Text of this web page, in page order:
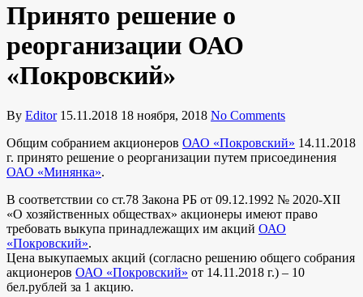
Принято решение о
реорганизации ОАО
«Покровский»
By Editor 15.11.2018 18 ноября, 2018 No Comments
Общим собранием акционеров ОАО «Покровский» 14.11.2018
г. принято решение о реорганизации путем присоединения
ОАО «Минянка».
В соответствии со ст.78 Закона РБ от 09.12.1992 № 2020-XII
«О хозяйственных обществах» акционеры имеют право
требовать выкупа принадлежащих им акций ОАО
«Покровский».
Цена выкупаемых акций (согласно решению общего собрания
акционеров ОАО «Покровский» от 14.11.2018 г.) – 10
бел.рублей за 1 акцию.